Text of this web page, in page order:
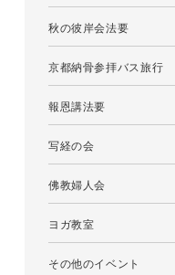
秋の彼岸会法要
京都納骨参拝バス旅行
報恩講法要
写経の会
佛教婦人会
ヨガ教室
その他のイベント